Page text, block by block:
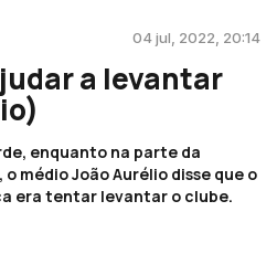
04 jul, 2022, 20:14
a levantar
enquanto na parte da
médio João Aurélio disse que o
era tentar levantar o clube.